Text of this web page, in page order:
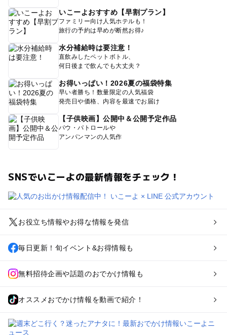
いこーよおすすめ【早割プラン】
ファミリー向け人気ホテルも！
旅行の予約は早めが断然お得♪
水分補給時は要注意！
直飲みしたペットボトル、
何日後まで飲んでも大丈夫？
お得いっぱい！2026夏の福袋特集
早い者勝ち！数量限定の人気福袋
発売日や価格、内容を最速でお届け
【子供映画】公開中＆公開予定作品
パウ・パトロールや
アンパンマンの人気作
SNSでいこーよの最新情報をチェック！
お役立ち情報やお得な情報を発信
毎日更新！旬イベント&お得情報も
無料招待企画や話題のおでかけ情報も
オススメおでかけ情報を動画で紹介！